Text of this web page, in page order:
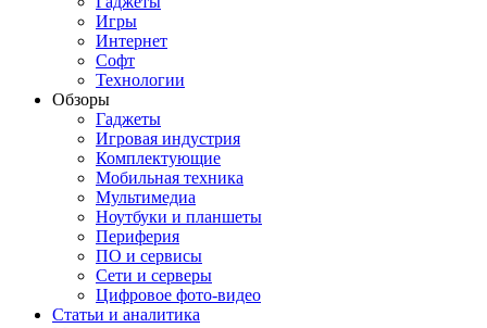
Игры
Интернет
Софт
Технологии
Обзоры
Гаджеты
Игровая индустрия
Комплектующие
Мобильная техника
Мультимедиа
Ноутбуки и планшеты
Периферия
ПО и сервисы
Сети и серверы
Цифровое фото-видео
Статьи и аналитика